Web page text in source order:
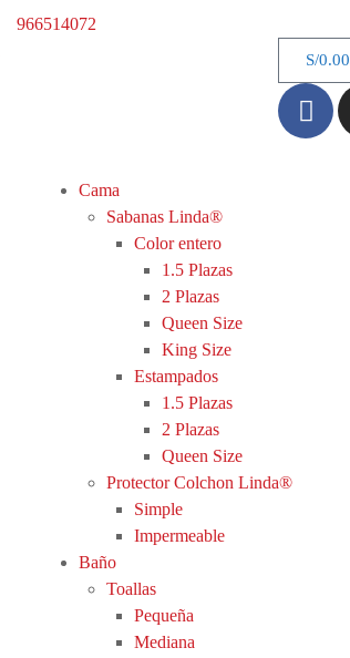
966514072
S/0.00
Cama
Sabanas Linda®
Color entero
1.5 Plazas
2 Plazas
Queen Size
King Size
Estampados
1.5 Plazas
2 Plazas
Queen Size
Protector Colchon Linda®
Simple
Impermeable
Baño
Toallas
Pequeña
Mediana